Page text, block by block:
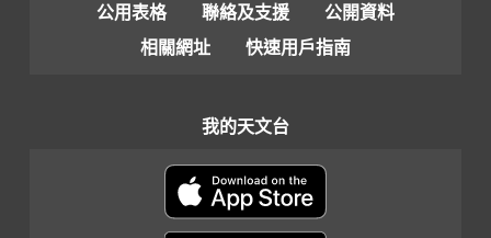
公用表格 聯絡及支援
公開資料
相關網址
快速用戶指南
我的天文台